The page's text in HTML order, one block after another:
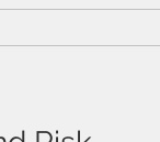
and
a
the defendants